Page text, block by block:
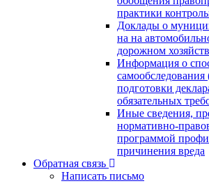
практики
Доклады о
на на
дорожном
Информация о
подготовки
обязательных
Иные сведения,
нормативно-
программой
причинения вреда
Обратная связь
Написать письмо